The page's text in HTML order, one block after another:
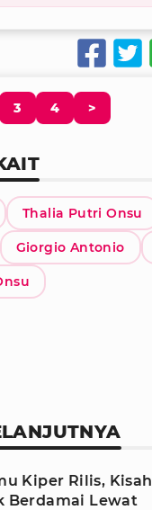
3 4 >
Thalia Putri Onsu
Giorgio Antonio
Kiper Rilis, Kisah
Berdamai Lewat